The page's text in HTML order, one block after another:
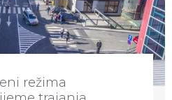
režima